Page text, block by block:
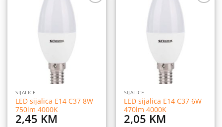
SIJALICE
LED sijalica E14 C37 8W
750lm 4000K
2,45 KM
SIJALICE
LED sijalica E14 C37 6W
470lm 4000K
2,05 KM